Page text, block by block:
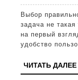
Выбор правильной шторки для ванной комнаты —
задача не
на первый
удобство
ЧИТАТЬ ДАЛЕЕ